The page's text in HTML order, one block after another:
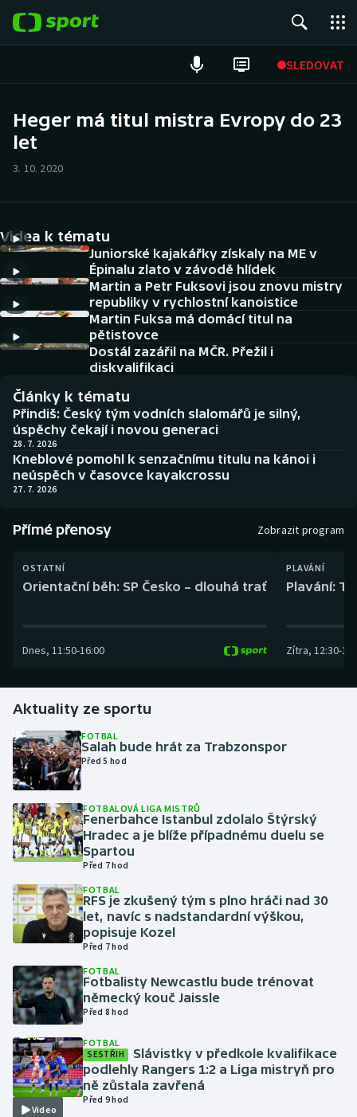
SLEDOVAT
Hokej
Cyklistika
DALŠÍ SPORTY
Americký fotbal
Baseball a softbal
Basketbal
Biatlon
Boby a skeleton
Box
Curling
Golf
Gymnastika
Házená
Jezdectví
Judo
Krasobruslení
Lezení
Lyže a snowboard
Moderní pětiboj
Motorsport
Olympijské hry
NEPŘEHLÉDNĚTE
Historické návraty
Aplikace ČT sport
AZ kvíz
Heger má titul mistra Evropy do 23
let
3. 10. 2020
Videa k tématu
Juniorské kajakářky získaly na ME v
Épinalu zlato v závodě hlídek
Martin a Petr Fuksovi jsou znovu mistry
republiky v rychlostní kanoistice
Martin Fuksa má domácí titul na
pětistovce
Dostál zazářil na MČR. Přežil i
diskvalifikaci
Články k tématu
Přindiš: Český tým vodních slalomářů je silný,
úspěchy čekají i novou generaci
28. 7. 2026
Kneblové pomohl k senzačnímu titulu na kánoi i
neúspěch v časovce kayakcrossu
27. 7. 2026
Přímé přenosy Zobrazit program
OSTATNÍ
Orientační běh: SP Česko – dlouhá trať
Dnes, 11:50-16:00
PLAVÁNÍ
Plavání:
Zítra, 12:30-
Aktuality ze sportu
FOTBAL
Salah bude hrát za Trabzonspor
Před 5 hod
FOTBALOVÁ LIGA MISTRŮ
Fenerbahce Istanbul zdolalo Štýrský
Hradec a je blíže případnému duelu se
Spartou
Před 7 hod
FOTBAL
RFS je zkušený tým s plno hráči nad 30
let, navíc s nadstandardní výškou,
popisuje Kozel
Před 7 hod
FOTBAL
Fotbalisty Newcastlu bude trénovat
německý kouč Jaissle
Před 8 hod
Video
FOTBAL
SESTŘIH
Slávistky v předkole kvalifikace
podlehly Rangers 1:2 a Liga mistryň pro
ně zůstala zavřená
Před 9 hod